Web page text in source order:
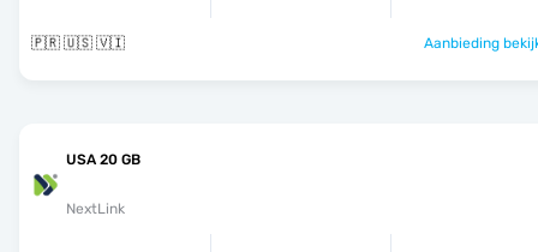
🇵🇷 🇺🇸 🇻🇮 Aanbieding
USA 20 GB
NextLink